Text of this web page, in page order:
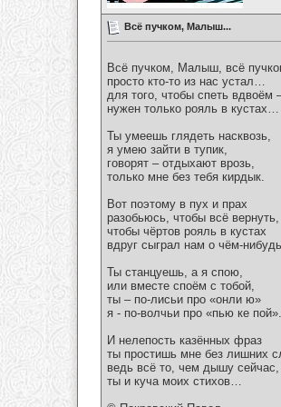
Всё пучком, Малыш...
Всё пучком, Малыш, всё
просто кто-то из нас устал…
для того, чтобы спеть вдвоём
нужен только рояль в кустах…
Ты умеешь глядеть насквозь,
я умею зайти в тупик,
говорят – отдыхают врозь,
только мне без тебя кирдык.
Вот поэтому в пух и прах
разобьюсь, чтобы всё вернуть,
чтобы чёртов рояль в кустах
вдруг сыграл нам о чём-
Ты станцуешь, а я спою,
или вместе споём с тобой,
ты – по-лисьи про «онли ю»
я - по-волчьи про «пью ке пой».
И нелепость казённых фраз
ты простишь мне без лишних
ведь всё то, чем дышу
ты и куча моих стихов…